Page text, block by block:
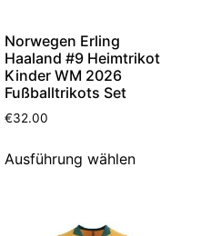
Norwegen Erling
Haaland #9 Heimtrikot
Kinder WM 2026
Fußballtrikots Set
€32.00
Ausführung wählen